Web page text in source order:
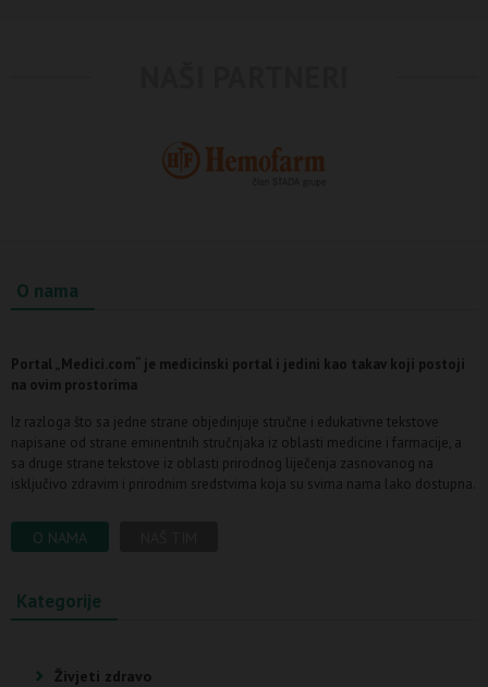
O nama
Portal „Medici.com“ je medicinski portal i jedini kao takav koji postoji
na ovim prostorima
Iz razloga što sa jedne strane objedinjuje stručne i edukativne tekstove
napisane od strane eminentnih stručnjaka iz oblasti medicine i farmacije, a
sa druge strane tekstove iz oblasti prirodnog liječenja zasnovanog na
isključivo zdravim i prirodnim sredstvima koja su svima nama lako dostupna.
O NAMA
Kategorije
Živjeti zdravo